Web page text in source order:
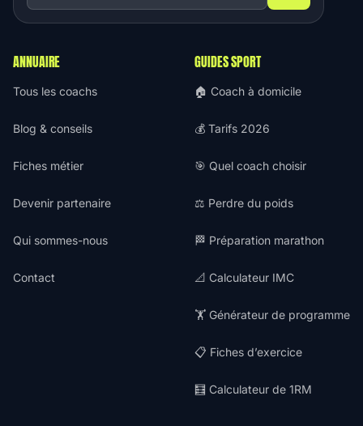
ANNUAIRE
Tous les coachs
Blog & conseils
Fiches métier
Devenir partenaire
Qui sommes-nous
Contact
GUIDES SPORT
🏠 Coach à domicile
💰 Tarifs 2026
🎯 Quel coach choisir
⚖️ Perdre du poids
🏁 Préparation marathon
📐 Calculateur IMC
🏋️ Générateur de programme
📋 Fiches d’exercice
🧮 Calculateur de 1RM